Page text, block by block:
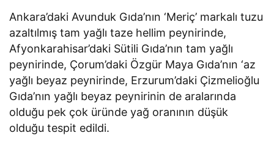
Ankara’daki Avunduk Gıda’nın ‘Meriç’ markalı tuzu
azaltılmış tam yağlı taze hellim peynirinde,
Afyonkarahisar’daki Sütili Gıda’nın tam yağlı
peynirinde, Çorum’daki Özgür Maya Gıda’nın ‘az
yağlı beyaz peynirinde, Erzurum’daki Çizmelioğlu
Gıda’nın yağlı beyaz peynirinin de aralarında
olduğu pek çok üründe yağ oranının düşük
olduğu tespit edildi.